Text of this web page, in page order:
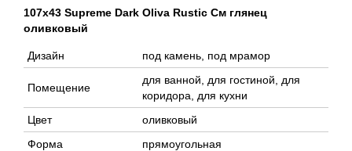
107x43 Supreme Dark Oliva Rustic См глянец
оливковый
Дизайн под камень, под мрамор
Помещение
для ванной, для гостиной, для
коридора, для кухни
Цвет
оливковый
Форма
прямоугольная